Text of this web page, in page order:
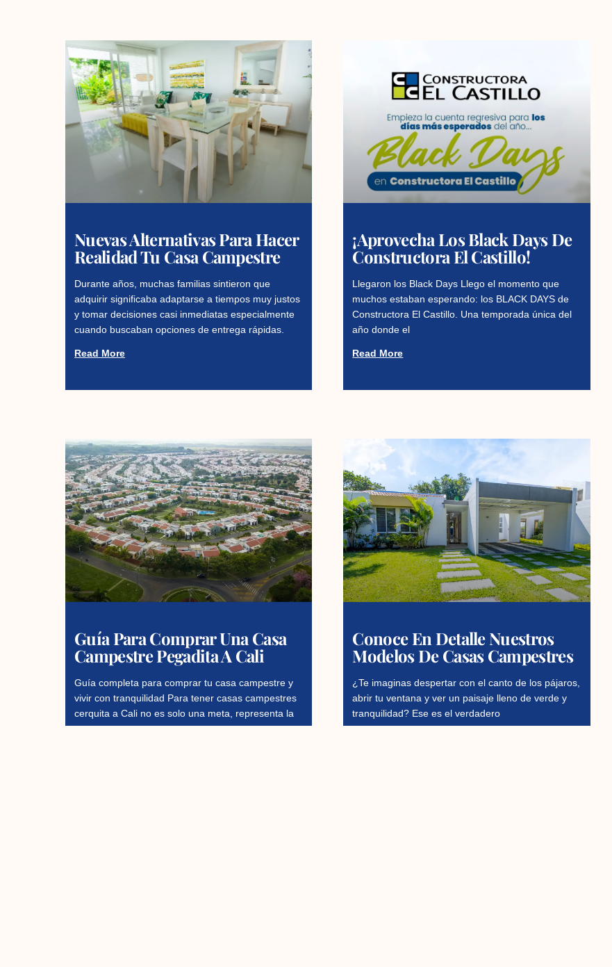
Nuevas Alternativas Para Hacer
Realidad Tu Casa Campestre
Durante años, muchas familias sintieron que
adquirir significaba adaptarse a tiempos muy justos
y tomar decisiones casi inmediatas especialmente
cuando buscaban opciones de entrega rápidas.
Read More
¡Aprovecha Los Black Days De
Constructora El Castillo!
Llegaron los Black Days Llego el momento que
muchos estaban esperando: los BLACK DAYS de
Constructora El Castillo. Una temporada única del
año donde el
Read More
Guía Para Comprar Una Casa
Campestre Pegadita A Cali
Guía completa para comprar tu casa campestre y
vivir con tranquilidad Para tener casas campestres
cerquita a Cali no es solo una meta, representa la
Conoce En Detalle Nuestros
Modelos De Casas Campestres
¿Te imaginas despertar con el canto de los pájaros,
abrir tu ventana y ver un paisaje lleno de verde y
tranquilidad? Ese es el verdadero